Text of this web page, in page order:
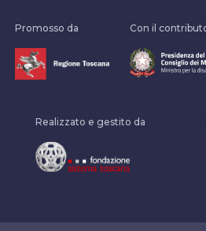
Promosso da Con il
Realizzato e gestito da